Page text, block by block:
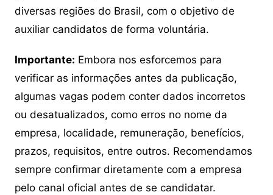
diversas regiões do Brasil, com o objetivo de
auxiliar candidatos de forma voluntária.
Importante: Embora nos esforcemos para
verificar as informações antes da publicação,
algumas vagas podem conter dados incorretos
ou desatualizados, como erros no nome da
empresa, localidade, remuneração, benefícios,
prazos, requisitos, entre outros. Recomendamos
sempre confirmar diretamente com a empresa
pelo canal oficial antes de se candidatar.